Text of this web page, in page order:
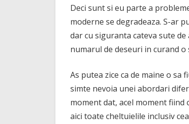
Deci sunt si eu parte a
moderne se degradeaza. S-ar
dar cu siguranta cateva sute
numarul de deseuri in curand
As putea zice ca de maine o sa
simte nevoia unei abordari
moment dat, acel moment fiind
aici toate cheltuielile inclusiv